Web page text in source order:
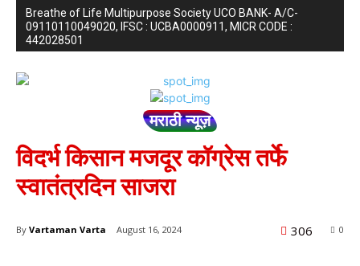
Breathe of Life Multipurpose Society UCO BANK- A/C-
09110110049020, IFSC : UCBA0000911, MICR CODE :
442028501
मराठी न्यूज़
विदर्भ किसान मजदूर कॉग्रेस तर्फे
स्वातंत्रदिन साजरा
By Vartaman Varta August 16, 2024 0
306